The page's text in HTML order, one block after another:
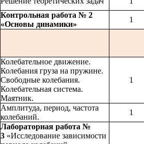
Контрольная работа № 2
«Основы динамики»
1
Колебательное движение.
Колебания груза на пружине.
Свободные колебания.
Колебательная система.
Маятник.
1
Амплитуда, период, частота
колебаний.
1
Лабораторная работа №
3 «Исследование зависимости